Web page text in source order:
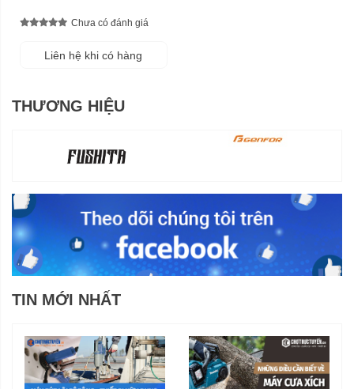
Chưa có đánh giá
Liên hệ khi có hàng
THƯƠNG HIỆU
TIN MỚI NHẤT